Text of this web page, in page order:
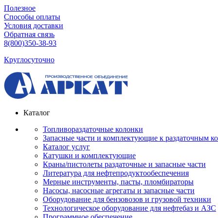
Полезное
Способы оплаты
Условия доставки
Обратная связь
8(800)350-38-93
Круглосуточно
Каталог
Топливораздаточные колонки
Запасные части и комплектующие к раздаточным
Каталог услуг
Катушки и комплектующие
Краны/пистолеты раздаточные и запасные части
Литература для нефтепродуктообеспечения
Мерные инструменты, пасты, пломбираторы
Насосы, насосные агрегаты и запасные части
Оборудование для бензовозов и грузовой техники
Технологическое оборудование для нефтебаз и АЗС